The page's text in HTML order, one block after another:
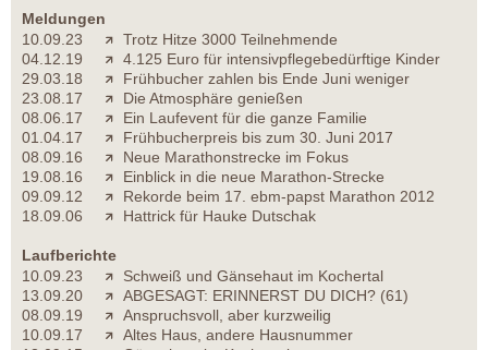
Meldungen
10.09.23
Trotz Hitze 3000 Teilnehmende
04.12.19
4.125 Euro für intensivpflegebedürftige Kinder
29.03.18
Frühbucher zahlen bis Ende Juni weniger
23.08.17
Die Atmosphäre genießen
08.06.17
Ein Laufevent für die ganze Familie
01.04.17
Frühbucherpreis bis zum 30. Juni 2017
08.09.16
Neue Marathonstrecke im Fokus
19.08.16
Einblick in die neue Marathon-Strecke
09.09.12
Rekorde beim 17. ebm-papst Marathon 2012
18.09.06
Hattrick für Hauke Dutschak
Laufberichte
10.09.23
Schweiß und Gänsehaut im Kochertal
13.09.20
ABGESAGT: ERINNERST DU DICH? (61)
08.09.19
Anspruchsvoll, aber kurzweilig
10.09.17
Altes Haus, andere Hausnummer